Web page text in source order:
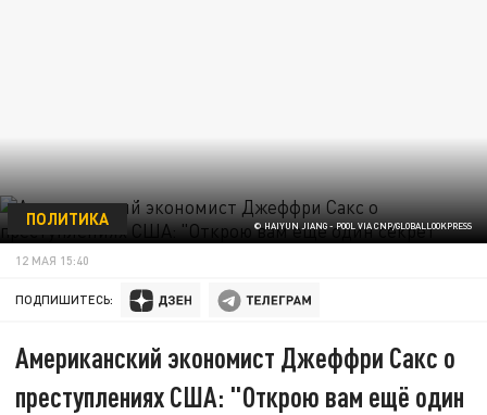
© HAIYUN JIANG - POOL VIA CNP/GLOBALLOOKPRESS
ПОЛИТИКА
12 МАЯ 15:40
ПОДПИШИТЕСЬ:
Американский экономист Джеффри Сакс о
преступлениях США: "Открою вам ещё один